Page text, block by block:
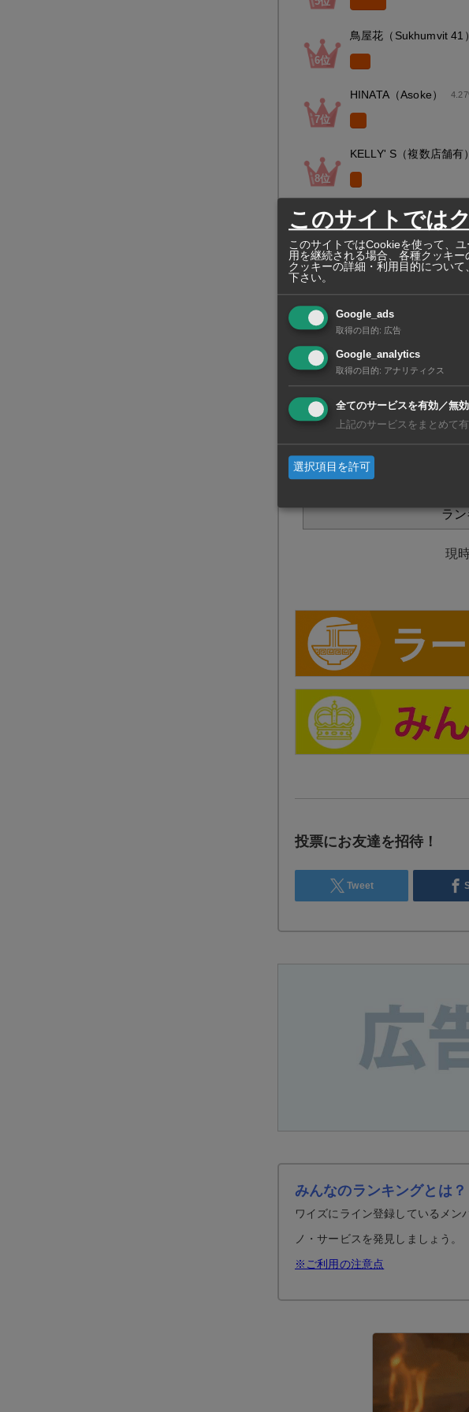
鳥屋花（Sukhumvit 41）
HINATA（Asoke）
KELLY' S（複数店舗有）
なぎ屋（複数店舗有）
軍鶏（Thonglor） 2.80%
一番（複数店舗有）
伊藤家（Thonglor）
ラン
投票にお友達を招待！
Tweet
みんなのランキングとは？
ワイズにライン登録しているメン
ノ・サービスを発見しましょう。
※ご利用の注意点
このサイトでは
このサイトではCookieを使って、
用を継続される場合、各種クッキ
クッキーの詳細・利用目的について
下さい。
Google_ads
取得の目的: 広告
Google_analytics
取得の目的: アナリティクス
全てのサービスを有効／無効
上記のサービスをまとめて
選択項目を許可